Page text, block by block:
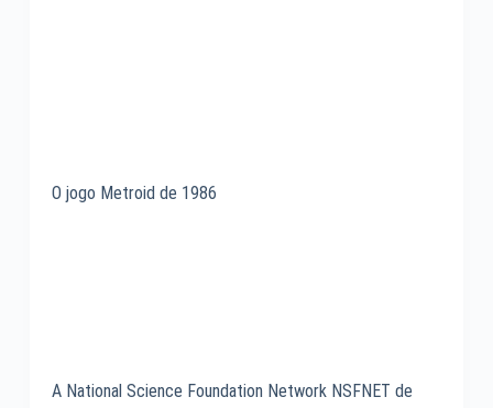
O jogo Metroid de 1986
A National Science Foundation Network NSFNET de